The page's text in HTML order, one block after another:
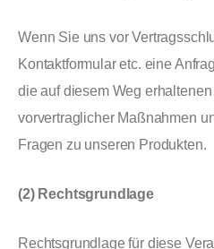
Wenn Sie uns vor
Kontaktformular etc. eine
die auf diesem Weg
vorvertraglicher Maßnahmen
Fragen zu unseren Produkten.
(2) Rechtsgrundlage
Rechtsgrundlage für diese